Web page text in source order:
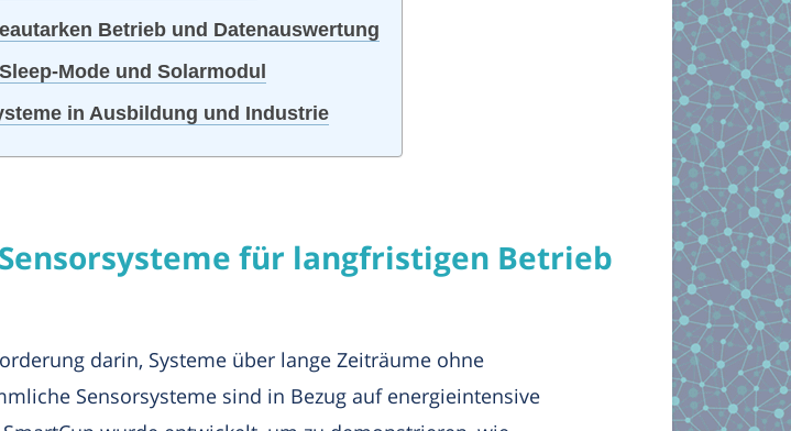
Betrieb und Datenauswertung
Mode und Solarmodul
in Ausbildung und Industrie
für langfristigen Betrieb
darin, Systeme über lange Zeiträume ohne
Sensorsysteme sind in Bezug auf energieintensive